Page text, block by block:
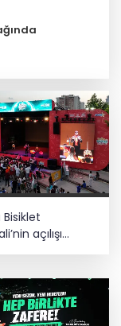
oldu?
zincirleme
mı geliyor?
açılışı